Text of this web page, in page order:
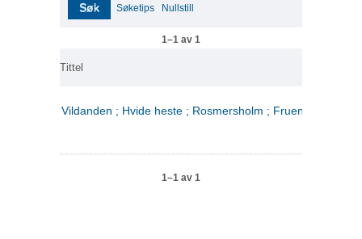
Søk Søketips Nullstill
1–1 av 1
Tittel
Vildanden ; Hvide heste ; Rosmersholm ; Fruen fra havet
1–1 av 1